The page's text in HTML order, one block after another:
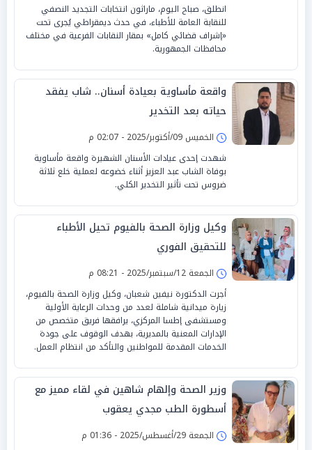
انطلق، صباح اليوم، ماراثون انتخابات التجديد النصفي
للنقابة العامة للأطباء، في حدث ديمقراطي يُجرى تحت
«إشراف قضائي كامل» بمقار النقابات الفرعية في مختلف
محافظات الجمهورية.
واقعة مأساوية بعيادة أسنان.. شاب يفقد
حياته بعد التخدير
الخميس 09/أكتوبر/2025 - 02:07 م
شهدت إحدى عيادات الأسنان الشهيرة واقعة مأساوية
بوفاة الشاب عبد العزيز أثناء خضوعه لعملية خلع ثلاثة
ضروس تحت تأثير التخدير الكلي.
وكيل وزارة الصحة بالفيوم تحيل الأطباء
للتحقيق الفوري
الجمعة 12/سبتمبر/2025 - 08:21 م
أجرت الدكتورة نيفين شعبان، وكيل وزارة الصحة بالفيوم،
زيارة ميدانية شاملة لعدد من وحدات الرعاية الأولية
ومستشفى إطسا المركزي، يرافقها فريق متخصص من
الإدارات المعنية بالمديرية، بهدف الوقوف على جودة
الخدمات المقدمة للمواطنين والتأكد من انتظام العمل.
وزير الصحة وإلهام شاهين في لقاء مميز مع
أسطورة الطب مجدي يعقوب
الجمعة 29/أغسطس/2025 - 01:36 م